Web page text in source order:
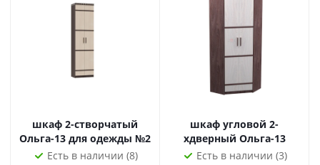
шкаф 2-створчатый
Ольга-13 для одежды №2
Есть в наличии (8)
шкаф угловой 2-
хдверный Ольга-13
Есть в наличии (3)